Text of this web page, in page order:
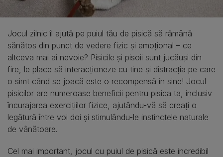
Jocul zilnic îl ajută pe puiul tău de pisică să rămână
sănătos din punct de vedere fizic și emoțional – ce
altceva mai ai nevoie? Pisicile și pisoii sunt jucăuși din
fire, le place să interacționeze cu tine și distracția pe care
o simt când se joacă este o recompensă în sine! Jocul
pisicilor are numeroase beneficii pentru pisica ta, inclusiv
încurajarea exercițiilor fizice, ajutându-vă să creați o
legătură între voi doi și stimulându-le instinctele naturale
de vânătoare.
Cel mai important, jocul cu puiul de pisică este incredibil